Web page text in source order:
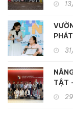
TẬT
tật